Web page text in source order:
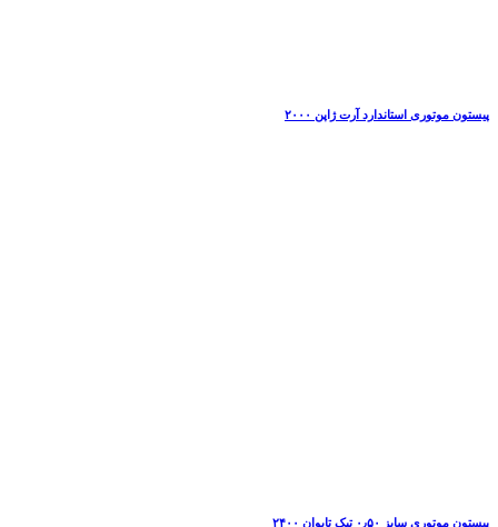
پیستون موتوری استاندارد آرت ژاپن ۲۰۰۰
پیستون موتوری سایز ۰٫۵۰ تیک تایوان ۲۴۰۰